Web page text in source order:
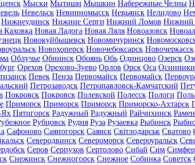
Мыски Мытищи Мышкин Набережные Челны
Невельск Невинномысск Невьянск Нелидово
Нижнеудинск Нижние Серги Нижний Ломов Нижний
Каховка Новая Ладога Новая Ляля Новоазовск
Новокуйбышевск Новомичуринск
Новохоперск Новочебоксарск Новочеркасск
Облучье Обнинск Обоянь Обь Одинцово Озерск
Орехов Орехово-Зуево Орлов Орск Оса Осинники
Певек Пенза Первомайск Первомайск
Петрозаводск Петропавловск-Камчатский
Покровск Покровск Полевской Полесск Пологи
Приморск Приморск Приморск Приморско-Ахтарск
Пятигорск Радужный Радужный Райчихинск
Рубцовск Рудня Руза Рузаевка Рыбинск
Сафоново Саяногорск Саянск Світлодарськ Сватово
Северодвинск Североморск Североуральск
Серов Серпухов Сертолово Сибай Сим
Снежинск Снежногорск Снежное Собинка Советск